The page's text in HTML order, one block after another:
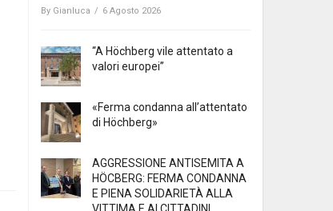
By Gianluca / 6 Agosto 2026
“A Höchberg vile attentato a
valori europei”
«Ferma condanna all’attentato
di Höchberg»
AGGRESSIONE ANTISEMITA A
HÖCBERG: FERMA CONDANNA
E PIENA SOLIDARIETÀ ALLA